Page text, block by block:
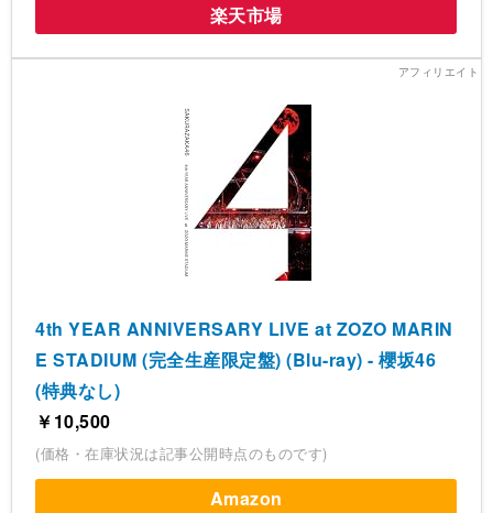
楽天市場
4th YEAR ANNIVERSARY LIVE at ZOZO MARIN
E STADIUM (完全生産限定盤) (Blu-ray) - 櫻坂46
(特典なし)
￥10,500
(価格・在庫状況は記事公開時点のものです)
Amazon